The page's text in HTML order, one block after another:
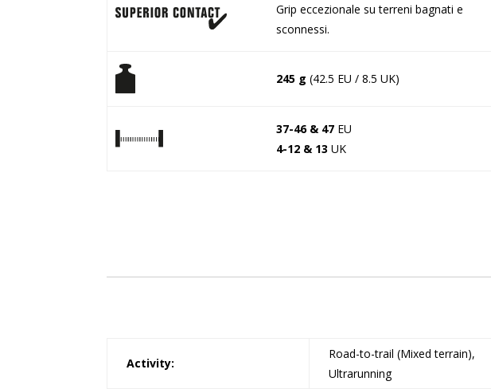
Grip eccezionale su terreni bagnati e
sconnessi.
245 g (42.5 EU / 8.5 UK)
37-46 & 47 EU
4-12 & 13 UK
Activity:
Road-to-trail (Mixed terrain),
Ultrarunning